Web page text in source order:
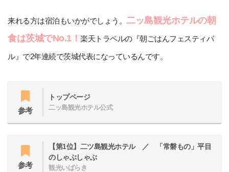
来れる方は宿泊もいかがでしょう。 二ッ島観光ホテルの朝
食は茨城でNo.1！ 楽天トラベルの『朝ごはんフェスティバ
ル』で2年連続で茨城代表になっているんです。
参考
トップページ
二ッ島観光ホテル公式
参考
【第1位】二ツ島観光ホテル ／ 「常磐もの」平目
のしゃぶしゃぶ
観光いばらき